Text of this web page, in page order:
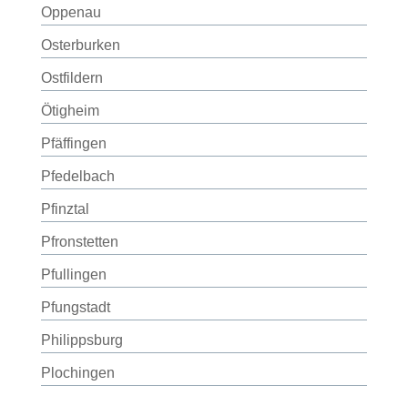
Oppenau
Osterburken
Ostfildern
Ötigheim
Pfäffingen
Pfedelbach
Pfinztal
Pfronstetten
Pfullingen
Pfungstadt
Philippsburg
Plochingen